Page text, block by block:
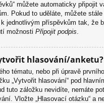
můžete automaticky připojit
Pokud to uděláte, můžete
jednotlivým příspěvkům tak, že
možnosti Připojit podpis.
hlasování/anketu?
tématu, nebo při úpravě
„Vytvořit hlasování“ pod
tuto záložku nevidíte, nemáte
Vložte „Hlasovací otázku“ a